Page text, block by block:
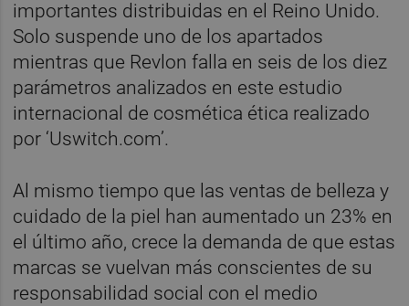
importantes distribuidas en el Reino Unido.
Solo suspende uno de los apartados
mientras que Revlon falla en seis de los diez
parámetros analizados en este estudio
internacional de cosmética ética realizado
por ‘Uswitch.com’.
Al mismo tiempo que las ventas de belleza y
cuidado de la piel han aumentado un 23% en
el último año, crece la demanda de que estas
marcas se vuelvan más conscientes de su
responsabilidad social con el medio